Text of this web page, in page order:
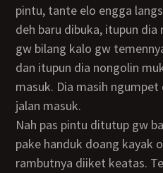
pintu, tante elo engga
deh baru dibuka, itupun dia
gw bilang kalo gw
dan itupun dia nongolin
masuk. Dia masih
jalan masuk.
Nah pas pintu ditutup gw baru notice kalo doi cuma
pake handuk doang kayak
rambutnya diiket keatas.